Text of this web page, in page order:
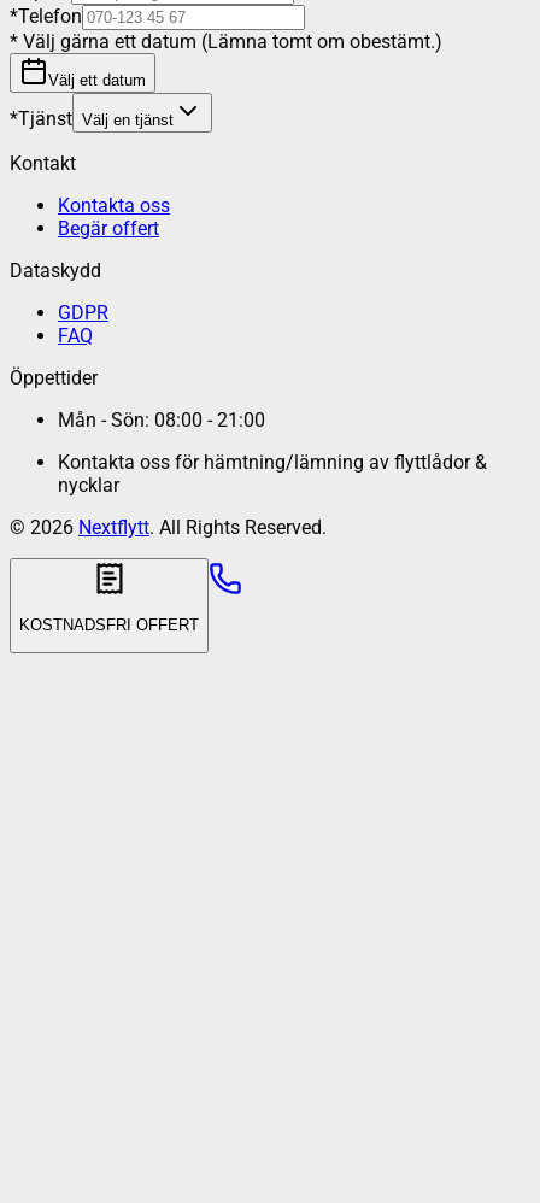
*Telefon
* Välj gärna ett datum (Lämna tomt om obestämt.)
Välj ett datum
*Tjänst Välj en tjänst
Kontakt
Kontakta oss
Begär offert
Dataskydd
GDPR
FAQ
Öppettider
Mån - Sön: 08:00 - 21:00
Kontakta oss för hämtning/lämning av flyttlådor &
nycklar
© 2026 Nextflytt. All Rights Reserved.
KOSTNADSFRI OFFERT